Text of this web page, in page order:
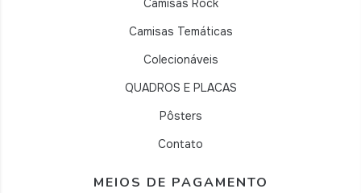
Camisas Temáticas
Colecionáveis
QUADROS E PLACAS
Pôsters
Contato
MEIOS DE PAGAMENTO